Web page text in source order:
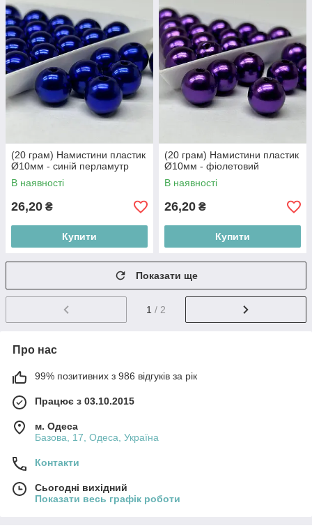
(20 грам) Намистини пластик
Ø10мм - синій перламутр
В наявності
26,20 ₴
Купити
(20 грам) Намистини пластик
Ø10мм - фіолетовий
В наявності
26,20 ₴
Купити
Показати ще
1 / 2
Про нас
99% позитивних з 986 відгуків за рік
Працює з 03.10.2015
м. Одеса
Базова, 17, Одеса, Україна
Контакти
Сьогодні вихідний
Показати весь графік роботи